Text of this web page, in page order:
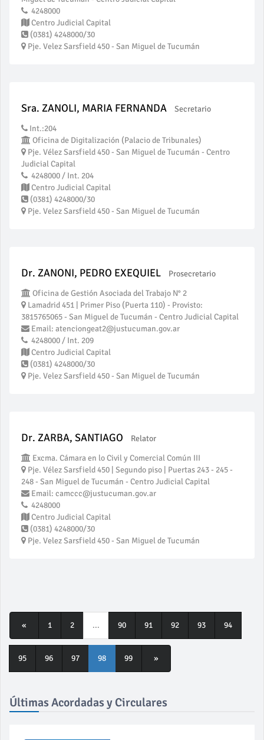
4248000
Centro Judicial Capital
(0381) 4248000/30
Pje. Velez Sarsfield 450 - San Miguel de Tucumán
Sra. ZANOLI, MARIA FERNANDA
Secretario
Int.:204
Oficina de Digitalización (Palacio de Tribunales)
Pje. Vélez Sarsfield 450 - San Miguel de Tucumán - Centro
Judicial Capital
4248000 / Int. 204
Centro Judicial Capital
(0381) 4248000/30
Pje. Velez Sarsfield 450 - San Miguel de Tucumán
Dr. ZANONI, PEDRO EXEQUIEL
Prosecretario
Oficina de Gestión Asociada del Trabajo N° 2
Lamadrid 451 | Primer Piso (Puerta 110) - Provisto:
3815765065 - San Miguel de Tucumán - Centro Judicial Capital
Email: atenciongeat2@justucuman.gov.ar
4248000 / Int. 209
Centro Judicial Capital
(0381) 4248000/30
Pje. Velez Sarsfield 450 - San Miguel de Tucumán
Dr. ZARBA, SANTIAGO
Relator
Excma. Cámara en lo Civil y Comercial Común III
Pje. Vélez Sarsfield 450 | Segundo piso | Puertas 243 - 245 -
248 - San Miguel de Tucumán - Centro Judicial Capital
Email: camccc@justucuman.gov.ar
4248000
Centro Judicial Capital
(0381) 4248000/30
Pje. Velez Sarsfield 450 - San Miguel de Tucumán
« 1 2 ... 90 91 92 93 94
95 96 97 98 99 »
Últimas Acordadas y Circulares